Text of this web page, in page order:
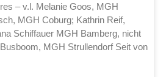
– v.l. Melanie Goos, MGH
MGH Coburg; Kathrin Reif,
Schiffauer MGH Bamberg, nicht
MGH Strullendorf Seit von